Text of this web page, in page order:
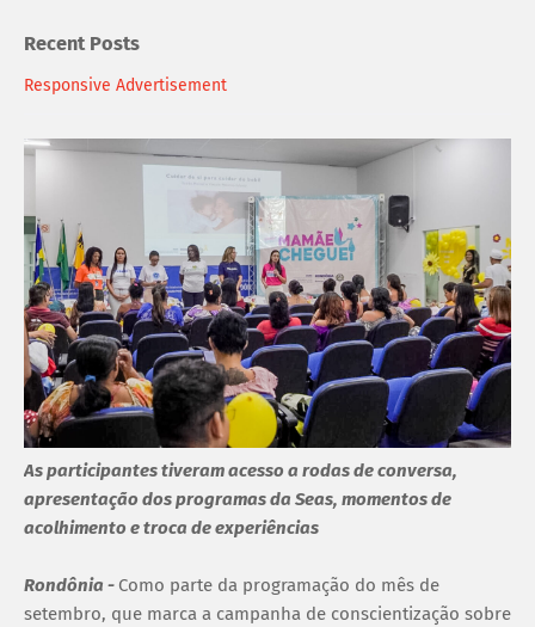
Recent Posts
Responsive Advertisement
As participantes tiveram acesso a rodas de conversa,
apresentação dos programas da Seas, momentos de
acolhimento e troca de experiências
Rondônia - Como parte da programação do mês de
setembro, que marca a campanha de conscientização sobre